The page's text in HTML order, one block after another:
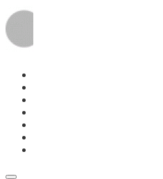
Skip
content